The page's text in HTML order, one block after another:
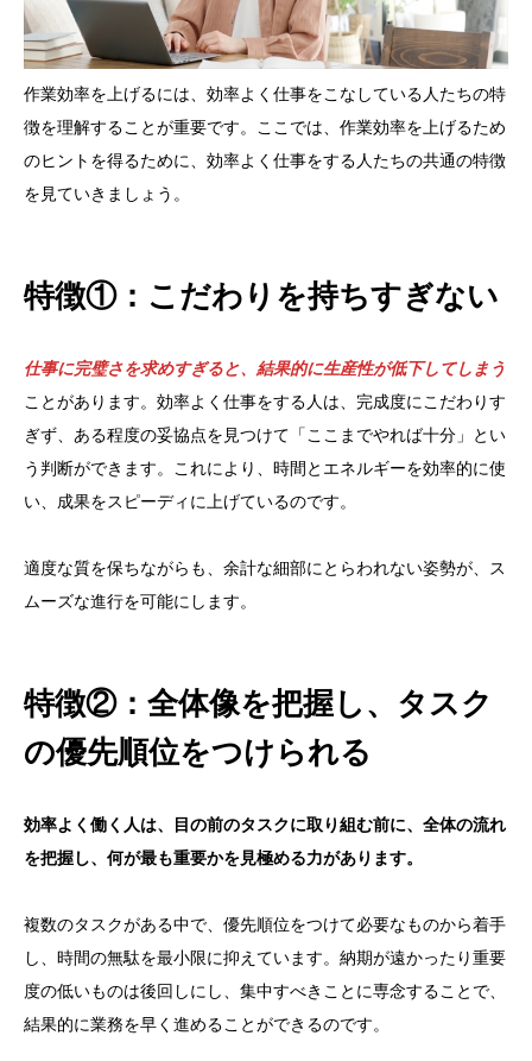
作業効率を上げるには、効率よく仕事をこなしている人たちの特
徴を理解することが重要です。ここでは、作業効率を上げるため
のヒントを得るために、効率よく仕事をする人たちの共通の特徴
を見ていきましょう。
特徴①：こだわりを持ちすぎない
仕事に完璧さを求めすぎると、結果的に生産性が低下してしまう
ことがあります。効率よく仕事をする人は、完成度にこだわりす
ぎず、ある程度の妥協点を見つけて「ここまでやれば十分」とい
う判断ができます。これにより、時間とエネルギーを効率的に使
い、成果をスピーディに上げているのです。
適度な質を保ちながらも、余計な細部にとらわれない姿勢が、ス
ムーズな進行を可能にします。
特徴②：全体像を把握し、タスク
の優先順位をつけられる
効率よく働く人は、目の前のタスクに取り組む前に、全体の流れ
を把握し、何が最も重要かを見極める力があります。
複数のタスクがある中で、優先順位をつけて必要なものから着手
し、時間の無駄を最小限に抑えています。納期が遠かったり重要
度の低いものは後回しにし、集中すべきことに専念することで、
結果的に業務を早く進めることができるのです。